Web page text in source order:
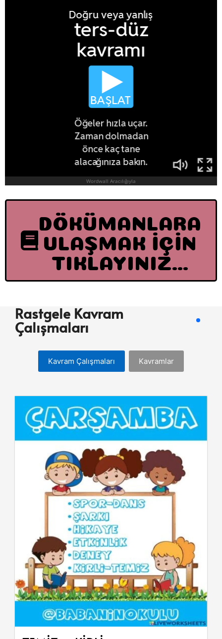
DÖKÜMANLARA
ULAŞMAK İÇİN
TIKLAYINIZ...
Rastgele Kavram
Çalışmaları
Kavram Çalışmaları Kavramlar